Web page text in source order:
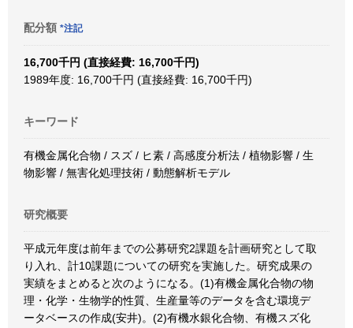
配分額 *注記
16,700千円 (直接経費: 16,700千円)
1989年度: 16,700千円 (直接経費: 16,700千円)
キーワード
有機金属化合物 / スズ / ヒ素 / 高感度分析法 / 植物影響 / 生
物影響 / 無害化処理技術 / 動態解析モデル
研究概要
平成元年度は前年までの公募研究2課題を計画研究として取
り入れ、計10課題についての研究を実施した。研究成果の
実績をまとめると次のようになる。(1)有機金属化合物の物
理・化学・生物学的性質、生産量等のデータを含む環境デ
ータベースの作成(安井)。(2)有機水銀化合物、有機スズ化